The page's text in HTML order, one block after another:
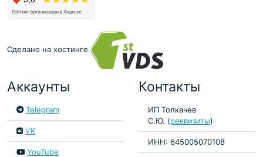
Сделано на хостинге
Аккаунты
Telegram
VK
YouTube
Контакты
ИП Толкачев
С.Ю. (реквизиты)
ИНН: 645005070108